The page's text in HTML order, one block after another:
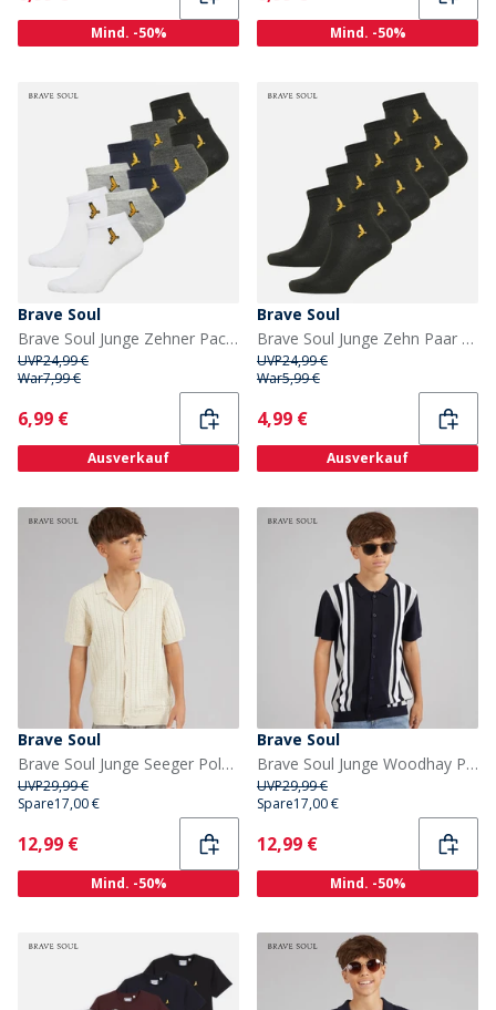
Mind. -50% Mind. -50%
Brave Soul
Brave Soul Junge Zehner Pack Turnschuh Socken Multi
UVP24,99 €
War7,99 €
Current
6,99 €
Ausverkauf
Brave Soul
Brave Soul Junge Zehn Paar Sportsocken Schwarz
UVP24,99 €
War5,99 €
Current
4,99 €
Ausverkauf
Brave Soul
Brave Soul Junge Seeger Polo Shirt Ecru Marl
UVP29,99 €
Spare17,00 €
Current
12,99 €
Mind. -50%
Brave Soul
Brave Soul Junge Woodhay Polo Shirt Navy
UVP29,99 €
Spare17,00 €
Current
12,99 €
Mind. -50%